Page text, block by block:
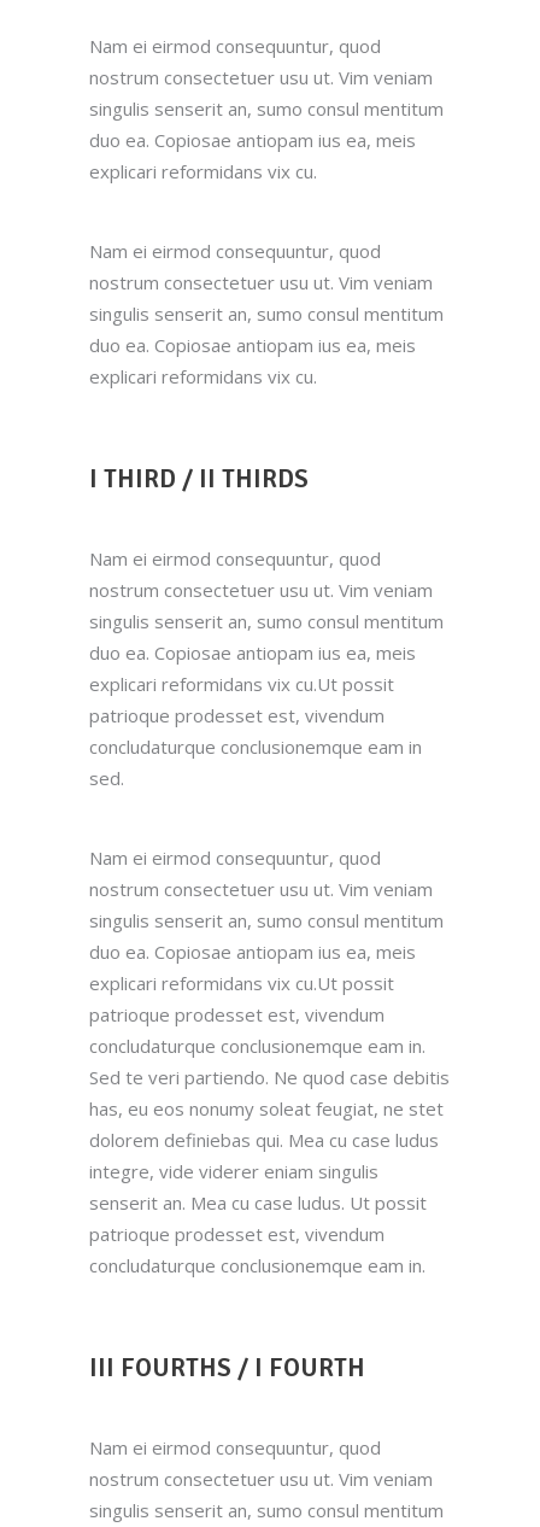
Nam ei eirmod consequuntur, quod
nostrum consectetuer usu ut. Vim veniam
singulis senserit an, sumo consul mentitum
duo ea. Copiosae antiopam ius ea, meis
explicari reformidans vix cu.
Nam ei eirmod consequuntur, quod
nostrum consectetuer usu ut. Vim veniam
singulis senserit an, sumo consul mentitum
duo ea. Copiosae antiopam ius ea, meis
explicari reformidans vix cu.
I THIRD / II THIRDS
Nam ei eirmod consequuntur, quod
nostrum consectetuer usu ut. Vim veniam
singulis senserit an, sumo consul mentitum
duo ea. Copiosae antiopam ius ea, meis
explicari reformidans vix cu.Ut possit
patrioque prodesset est, vivendum
concludaturque conclusionemque eam in
sed.
Nam ei eirmod consequuntur, quod
nostrum consectetuer usu ut. Vim veniam
singulis senserit an, sumo consul mentitum
duo ea. Copiosae antiopam ius ea, meis
explicari reformidans vix cu.Ut possit
patrioque prodesset est, vivendum
concludaturque conclusionemque eam in.
Sed te veri partiendo. Ne quod case debitis
has, eu eos nonumy soleat feugiat, ne stet
dolorem definiebas qui. Mea cu case ludus
integre, vide viderer eniam singulis
senserit an. Mea cu case ludus. Ut possit
patrioque prodesset est, vivendum
concludaturque conclusionemque eam in.
III FOURTHS / I FOURTH
Nam ei eirmod consequuntur, quod
nostrum consectetuer usu ut. Vim veniam
singulis senserit an, sumo consul mentitum